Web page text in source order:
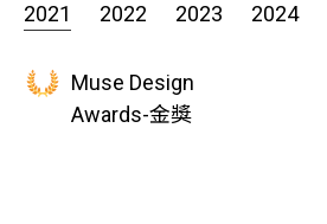
2021 2022 2023 2024
Muse Design
Awards-金獎